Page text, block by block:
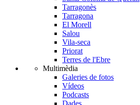
Tarragonès
Tarragona
El Morell
Salou
Vila-seca
Priorat
Terres de l'Ebre
Multimèdia
Galeries de fotos
Vídeos
Podcasts